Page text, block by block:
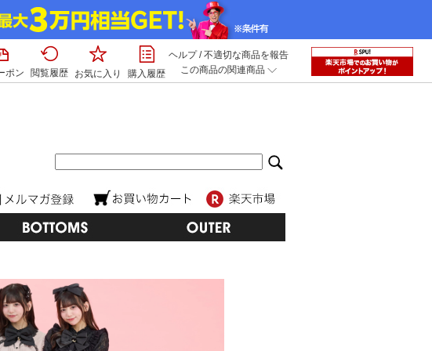
ポン 閲覧履歴 お気に入り 購入履歴
ヘルプ/不適切な商品を報告
この商品の関連商品